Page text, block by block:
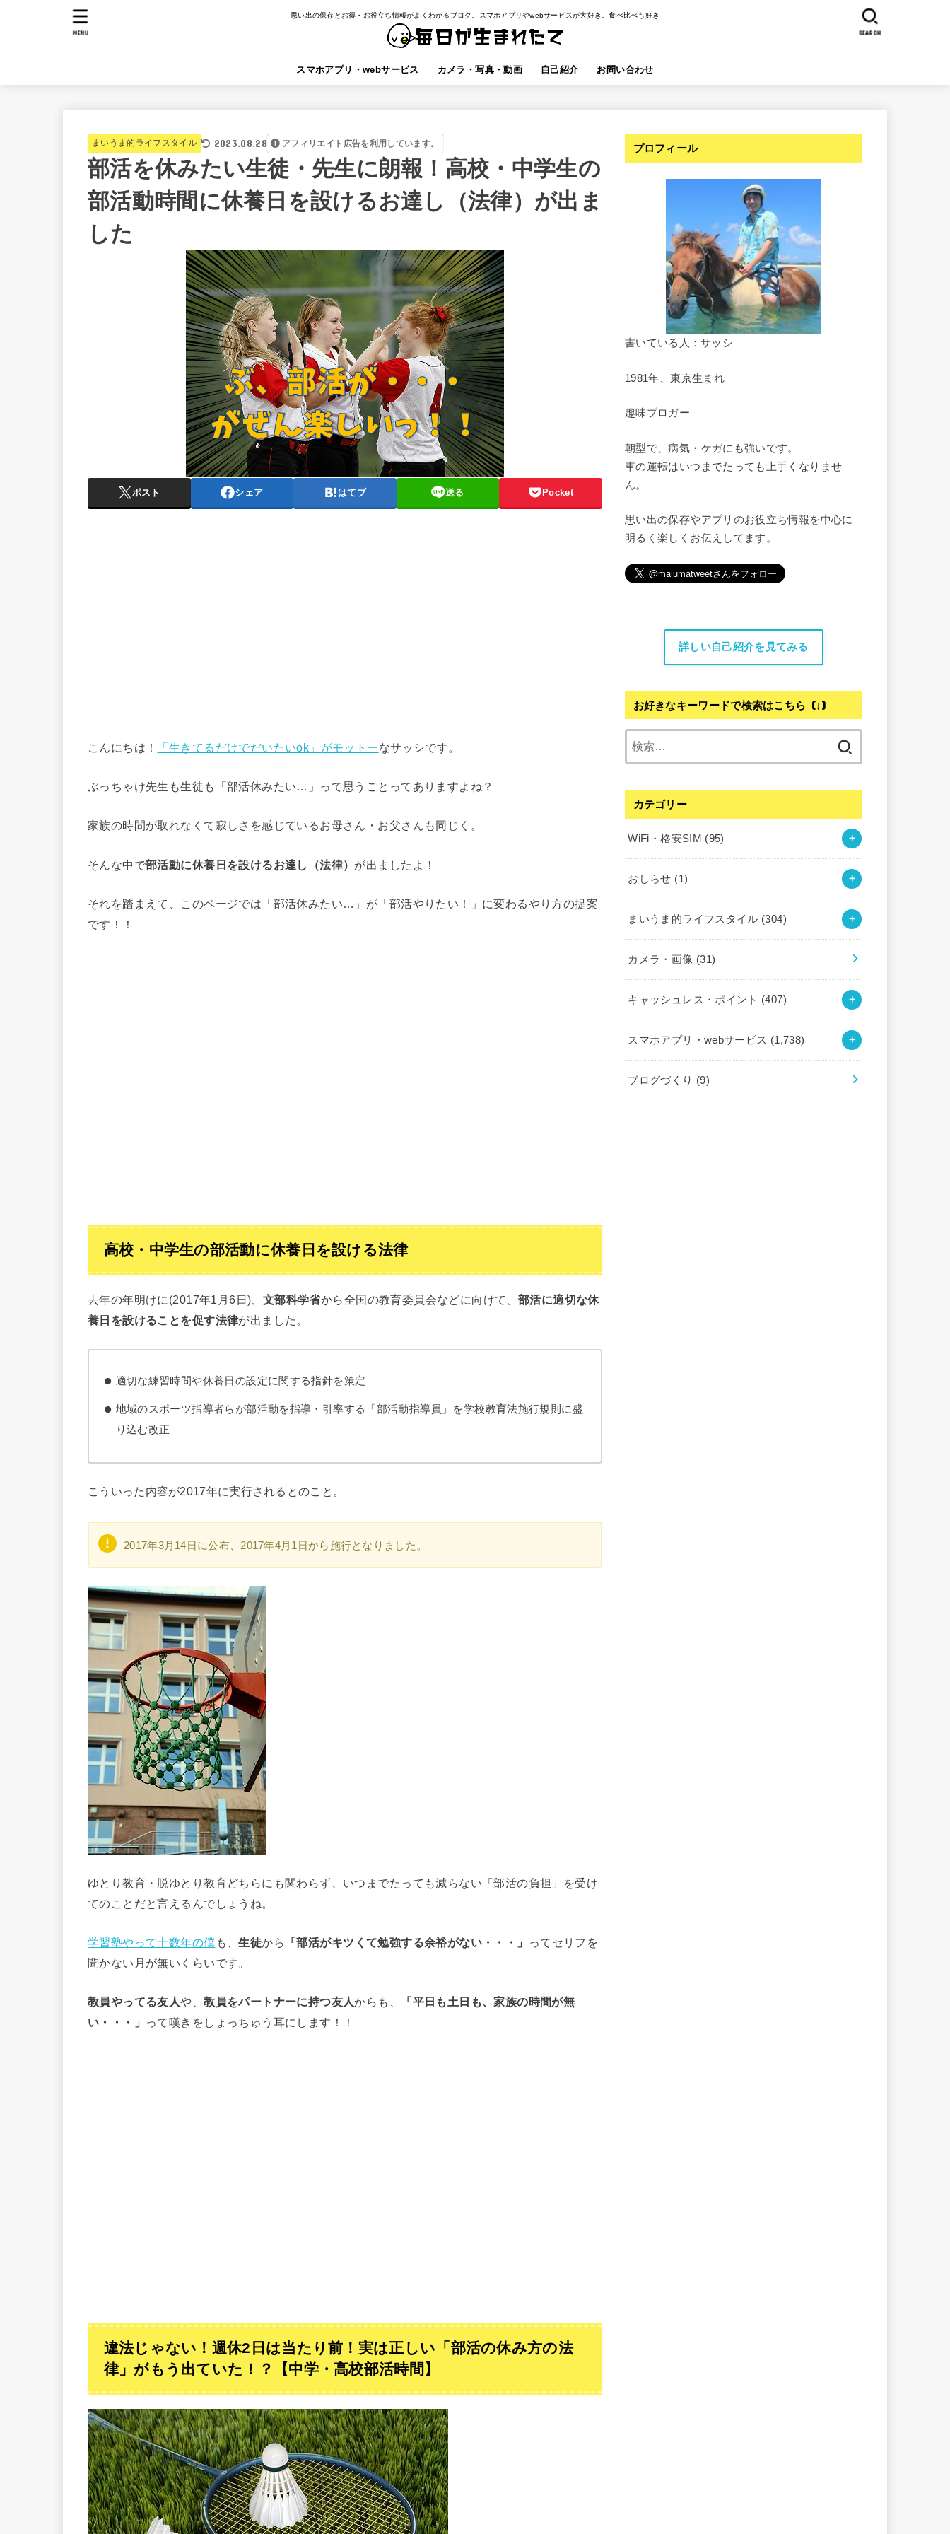
思い出の保存とお得・お役立ち情報がよくわかるブログ。スマホアプリやwebサービスが大好き。食べ比べも好き
スマホアプリ・webサービス カメラ・写真・動画 自己紹介 お問い合わせ
SEARCH
MENU
まいうま的ライフスタイル 2023.08.28 アフィリエイト広告を利用しています。
部活を休みたい生徒・先生に朗報！高校・中学生の
部活動時間に休養日を設けるお達し（法律）が出ま
した
ポスト シェア はてブ 送る Pocket
こんにちは！ 「生きてるだけでだいたいok」がモットーなサッシです。
ぶっちゃけ先生も生徒も「部活休みたい…」って思うことってありますよね？
家族の時間が取れなくて寂しさを感じているお母さん・お父さんも同じく。
そんな中で部活動に休養日を設けるお達し（法律） が出ましたよ！
それを踏まえて、このページでは「部活休みたい…」が「部活やりたい！」に変わるやり方の提案
です！！
高校・中学生の部活動に休養日を設ける法律
去年の年明けに(2017年1月6日)、 文部科学省から全国の教育委員会などに向けて、 部活に適切な休
養日を設けることを促す法律が出ました。
適切な練習時間や休養日の設定に関する指針を策定
地域のスポーツ指導者らが部活動を指導・引率する「部活動指導員」を学校教育法施行規則に盛
り込む改正
こういった内容が2017年に実行されるとのこと。
2017年3月14日に公布、2017年4月1日から施行となりました。
ゆとり教育・脱ゆとり教育どちらにも関わらず、いつまでたっても減らない「部活の負担」を受け
てのことだと言えるんでしょうね。
学習塾やって十数年の僕 も、生徒から 「部活がキツくて勉強する余裕がない・・・」
ってセリフを
聞かない月が無いくらいです。
教員やってる友人や、教員をパートナーに持つ友人からも、
「平日も土日も、家族の時間が無
い・・・」
って嘆きをしょっちゅう耳にします！！
違法じゃない！週休2日は当たり前！実は正しい「部活の休み方の法
律」がもう出ていた！？【中学・高校部活時間】
プロフィール
書いている人：サッシ
1981年、東京生まれ
趣味ブロガー
朝型で、病気・ケガにも強いです。
車の運転はいつまでたっても上手くなりませ
ん。
思い出の保存やアプリのお役立ち情報を中心に
明るく楽しくお伝えしてます。
詳しい自己紹介を見てみる
お好きなキーワードで検索はこちら (↓)
カテゴリー
WiFi・格安SIM (95)
おしらせ (1)
まいうま的ライフスタイル (304)
カメラ・画像 (31)
キャッシュレス・ポイント (407)
スマホアプリ・webサービス (1,738)
ブログづくり (9)